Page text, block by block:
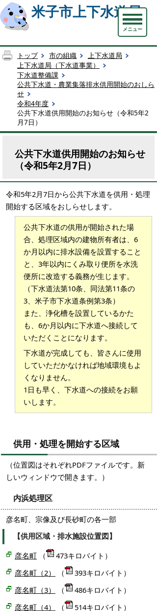
米子市上下水道局
メニュー
トップ 市の組織
上下水道局
上下水道局（下水道事業）
下水道整備課
公共下水道・農業集落排水供用開始のおしら
せ
令和4年度
公共下水道供用開始のお知らせ（令和5年2
月7日）
公共下水道供用開始のお知らせ
（令和5年2月7日）
令和5年2月7日から公共下水道を供用・処理
開始する区域をおしらせします。
公共下水道の供用が開始された場
合、処理区域内の建物所有者は、6
か月以内に排水設備を設置すること
と、3年以内にくみ取り便所を水洗
便所に改造する義務が生じます。
（下水道法第10条、同法第11条の
3、米子市下水道条例第3条）
また、浄化槽を設置しているかた
も、6か月以内に下水道へ接続して
いただくことになります。
下水道が完成しても、皆さんに使用
していただかなければ地域環境もよ
くなりません。
1日も早く、下水道への接続をお願
いします。
供用・処理を開始する区域
（位置図はそれぞれPDFファイルです。新
しいウィンドウで開きます。）
内浜処理区
彦名町、宗像及び長砂町の各一部
【供用区域・排水施設位置図】
彦名町 （
473キロバイト）
彦名町（2）
（
393キロバイト）
彦名町（3）
（
486キロバイト）
彦名町（4）
（
514キロバイト）